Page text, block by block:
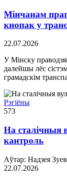
Мінчанам
кнопак у
22.07.2026
У Мінску
далейшы лёс
грамадскім
Рэгіёны
573
На сталічныя
кантроль
Аўтар: Надзея
22.07.2026